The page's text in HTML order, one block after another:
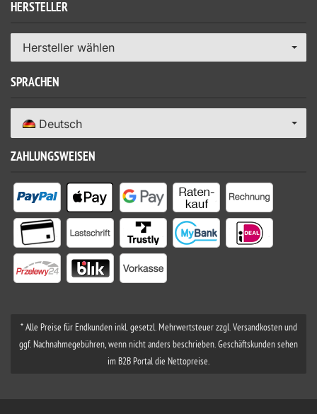
HERSTELLER
Hersteller wählen
SPRACHEN
Deutsch
ZAHLUNGSWEISEN
* Alle Preise für Endkunden inkl. gesetzl. Mehrwertsteuer zzgl. Versandkosten und
ggf. Nachnahmegebühren, wenn nicht anders beschrieben. Geschäftskunden sehen
im B2B Portal die Nettopreise.